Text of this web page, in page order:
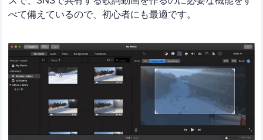
べて備えているので、初心者にも最適です。